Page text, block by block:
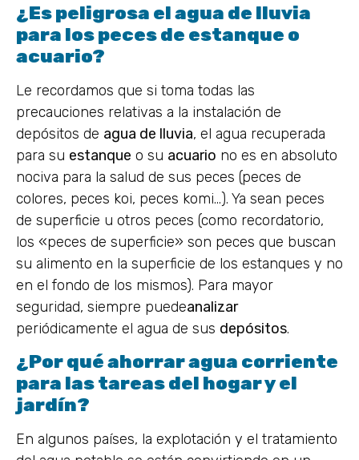
¿Es peligrosa el agua de lluvia
para los peces de estanque o
acuario?
Le recordamos que si toma todas las
precauciones relativas a la instalación de
depósitos de agua de lluvia, el agua recuperada
para su estanque o su acuario no es en absoluto
nociva para la salud de sus peces (peces de
colores, peces koi, peces komi…). Ya sean peces
de superficie u otros peces (como recordatorio,
los «peces de superficie» son peces que buscan
su alimento en la superficie de los estanques y no
en el fondo de los mismos). Para mayor
seguridad, siempre puedeanalizar
periódicamente el agua de sus depósitos.
¿Por qué ahorrar agua corriente
para las tareas del hogar y el
jardín?
En algunos países, la explotación y el tratamiento